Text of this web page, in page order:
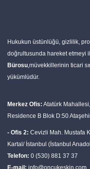
Hukukun üstünlüğü, gizlilik,
doğrultusunda hareket etmeyi
Bürosu ,müvekkillerinin ticari
yükümlüdür.
Merkez Ofis: Atatürk
Residence B Blok D:50
- Ofis 2: Cevizli Mah. Mustafa
Kartal/ İstanbul (İstanbul
Telefon: 0 (530) 881 37 37
E-mail: info@oncukeskin.com